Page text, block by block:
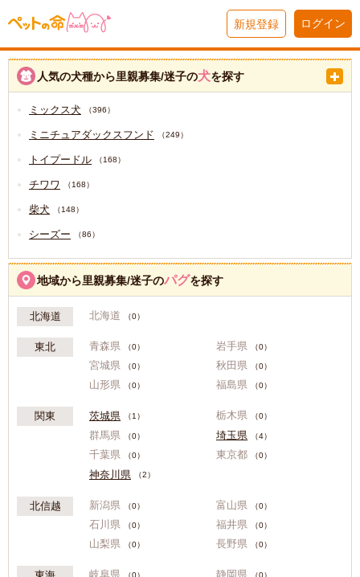
新規登録 ログイン
人気の犬種から里親募集/迷子の犬を探す
ミックス犬 （396）
ミニチュアダックスフンド （249）
トイプードル （168）
チワワ （168）
柴犬 （148）
シーズー （86）
地域から里親募集/迷子のパグを探す
北海道 北海道 （0）
東北 青森県 （0） 岩手県 （0）
宮城県 （0） 秋田県 （0）
山形県 （0） 福島県 （0）
関東 茨城県 （1） 栃木県 （0）
群馬県 （0） 埼玉県 （4）
千葉県 （0） 東京都 （0）
神奈川県 （2）
北信越 新潟県 （0） 富山県 （0）
石川県 （0） 福井県 （0）
山梨県 （0） 長野県 （0）
岐阜県 （0） 静岡県 （0）